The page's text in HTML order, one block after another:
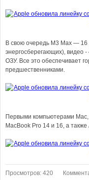
В свою очередь M3 Max —
энергосберегающих), видео
ОЗУ. Все это обеспечивает
предшественниками.
Первыми компьютерами
MacBook Pro 14 и 16, а
Просмотров: 420